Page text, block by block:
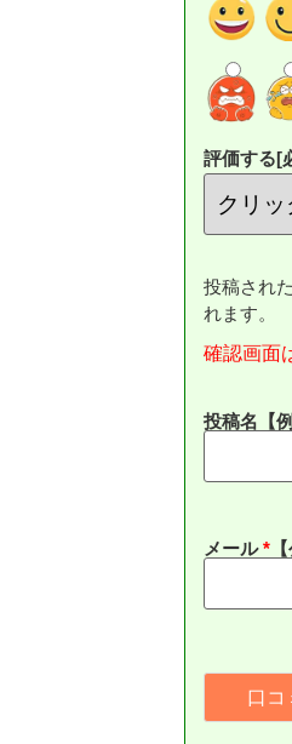
評価する[
投稿され
れます。
確認画面
投稿名【
メール*